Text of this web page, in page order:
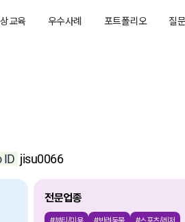
교육 우수사례 포트폴리오 질
ID jisu0066
전문업종